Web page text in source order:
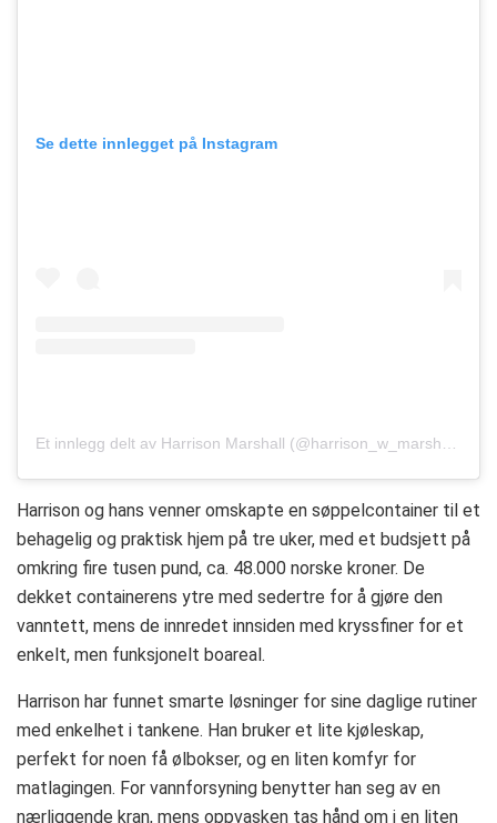
Se dette innlegget på Instagram
Et innlegg delt av Harrison Marshall (@harrison_w_marshall)
Harrison og hans venner omskapte en søppelcontainer til et
behagelig og praktisk hjem på tre uker, med et budsjett på
omkring fire tusen pund, ca. 48.000 norske kroner. De
dekket containerens ytre med sedertre for å gjøre den
vanntett, mens de innredet innsiden med kryssfiner for et
enkelt, men funksjonelt boareal.
Harrison har funnet smarte løsninger for sine daglige rutiner
med enkelhet i tankene. Han bruker et lite kjøleskap,
perfekt for noen få ølbokser, og en liten komfyr for
matlagingen. For vannforsyning benytter han seg av en
nærliggende kran, mens oppvasken tas hånd om i en liten